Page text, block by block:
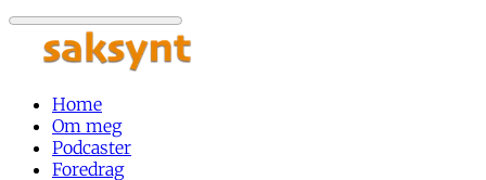
Home
Om meg
Podcaster
Foredrag